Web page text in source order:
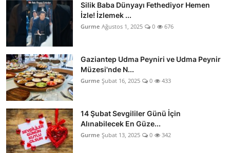
Silik Baba Dünyayı Fethediyor Hemen
İzle! İzlemek ...
Gurme Ağustos 1, 2025 0 676
Gaziantep Udma Peyniri ve Udma Peynir
Müzesi'nde N...
Gurme Şubat 16, 2025 0 433
14 Şubat Sevgililer Günü İçin
Alınabilecek En Güze...
Gurme Şubat 13, 2025 0 342